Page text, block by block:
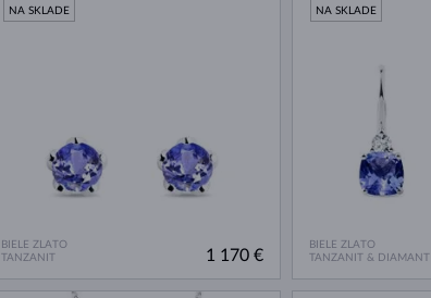
BIELE ZLATO
TANZANIT
NA SKLADE
1 170 €
BIELE ZLATO
TANZANIT & DIAMANT
NA SKLADE